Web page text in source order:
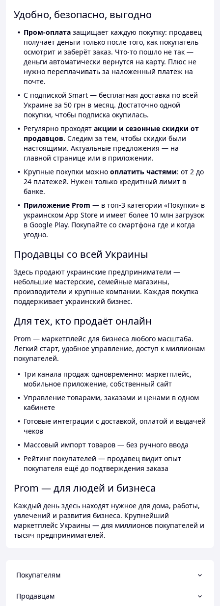
Удобно, безопасно, выгодно
Пром-оплата защищает каждую покупку: продавец
получает деньги только после того, как покупатель
осмотрит и заберёт заказ. Что-то пошло не так —
деньги автоматически вернутся на карту. Плюс не
нужно переплачивать за наложенный платёж на
почте.
С подпиской Smart — бесплатная доставка по всей
Украине за 50 грн в месяц. Достаточно одной
покупки, чтобы подписка окупилась.
Регулярно проходят акции и сезонные скидки от
продавцов. Следим за тем, чтобы скидки были
настоящими. Актуальные предложения — на
главной странице или в приложении.
Крупные покупки можно оплатить частями: от 2 до
24 платежей. Нужен только кредитный лимит в
банке.
Приложение Prom — в топ-3 категории «Покупки» в
украинском App Store и имеет более 10 млн загрузок
в Google Play. Покупайте со смартфона где и когда
угодно.
Продавцы со всей Украины
Здесь продают украинские предприниматели —
небольшие мастерские, семейные магазины,
производители и крупные компании. Каждая покупка
поддерживает украинский бизнес.
Для тех, кто продаёт онлайн
Prom — маркетплейс для бизнеса любого масштаба.
Лёгкий старт, удобное управление, доступ к миллионам
покупателей.
Три канала продаж одновременно: маркетплейс,
мобильное приложение, собственный сайт
Управление товарами, заказами и ценами в одном
кабинете
Готовые интеграции с доставкой, оплатой и выдачей
чеков
Массовый импорт товаров — без ручного ввода
Рейтинг покупателей — продавец видит опыт
покупателя ещё до подтверждения заказа
Prom — для людей и бизнеса
Каждый день здесь находят нужное для дома, работы,
увлечений и развития бизнеса. Крупнейший
маркетплейс Украины — для миллионов покупателей и
тысяч предпринимателей.
Покупателям
Продавцам